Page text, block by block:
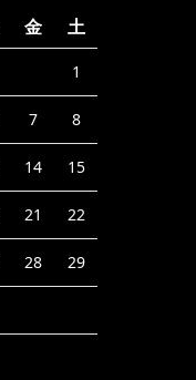
金 土
1
7 8
14 15
21 22
28 29